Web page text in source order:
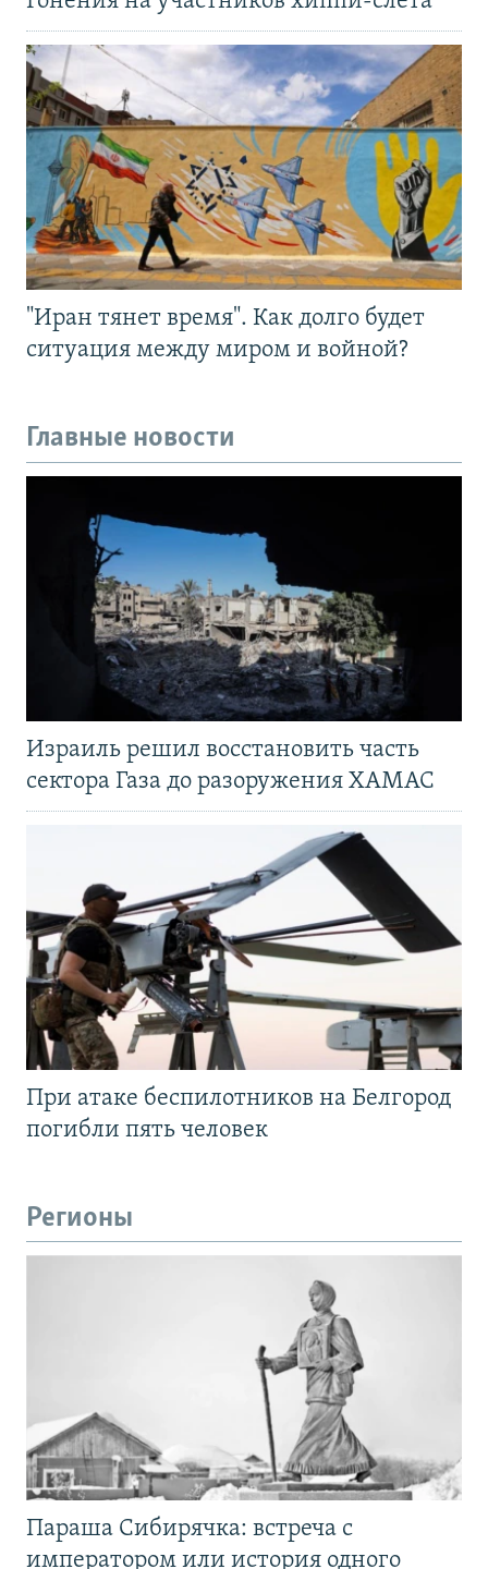
"Иран тянет время". Как долго будет
ситуация между миром и войной?
Главные новости
Израиль решил восстановить часть
сектора Газа до разоружения ХАМАС
При атаке беспилотников на Белгород
погибли пять человек
Регионы
Параша Сибирячка: встреча с
императором или история одного